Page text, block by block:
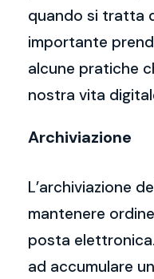
quando si tratta
importante
alcune pratiche
nostra vita
Archiviazione
L’archiviazione
mantenere
posta
ad accumulare